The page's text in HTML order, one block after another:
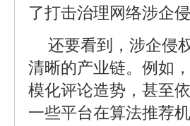
了打击治理网络涉企
还要看到，涉企侵
清晰的产业链。例如
模化评论造势，甚至
一些平台在算法推荐